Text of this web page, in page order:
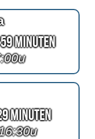
Minuten
Minuten